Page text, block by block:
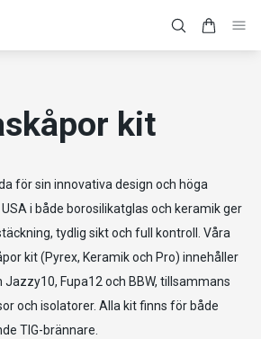
kit
för sin innovativa design och höga
i både borosilikatglas och keramik ger
tydlig sikt och full kontroll. Våra
kit (Pyrex, Keramik och Pro) innehåller
Fupa12 och BBW, tillsammans
och isolatorer. Alla kit finns för både
TIG-brännare.